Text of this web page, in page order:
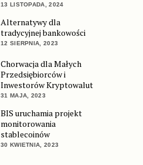
13 LISTOPADA, 2024
Alternatywy dla
tradycyjnej bankowości
12 SIERPNIA, 2023
Chorwacja dla Małych
Przedsiębiorców i
Inwestorów Kryptowalut
31 MAJA, 2023
BIS uruchamia projekt
monitorowania
stablecoinów
30 KWIETNIA, 2023